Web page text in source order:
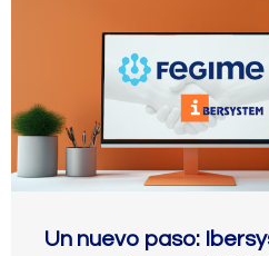
Un nuevo paso: